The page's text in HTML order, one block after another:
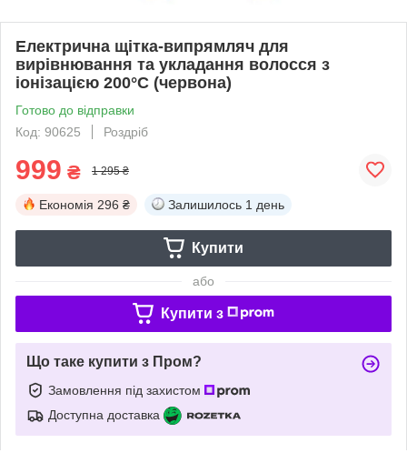
Електрична щітка-випрямляч для
вирівнювання та укладання волосся з
іонізацією 200°C (червона)
Готово до відправки
Код: 90625
Роздріб
999 ₴ 1 295 ₴
Економія 296 ₴ Залишилось 1 день
Купити
або
Купити з
Що таке купити з Пром?
Замовлення під захистом
Доступна доставка